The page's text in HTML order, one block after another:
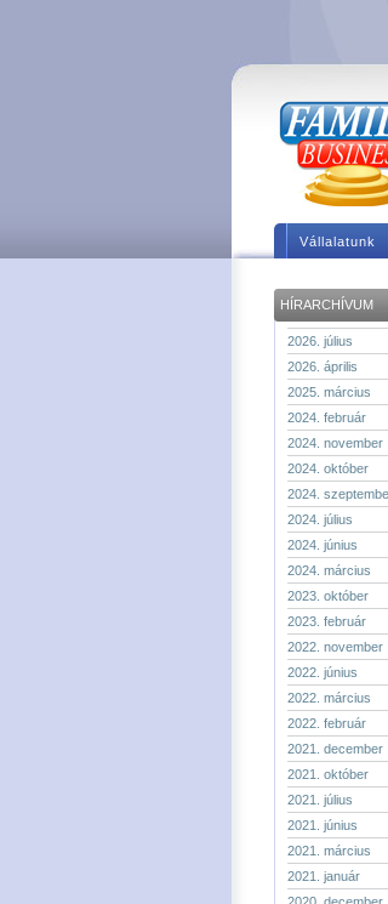
Vállalatunk
HÍRARCHÍVUM
2026. július
2026. április
2025. március
2024. február
2024. november
2024. október
2024.
2024. július
2024. június
2024. március
2023. október
2023. február
2022. november
2022. június
2022. március
2022. február
2021. december
2021. október
2021. július
2021. június
2021. március
2021. január